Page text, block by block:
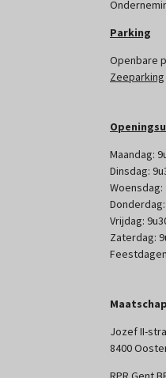
Parking
Openbare
Zeeparking
Maandag:
Dinsdag:
Woensdag:
Donderdag:
Vrijdag:
Zaterdag:
Jozef II-
8400